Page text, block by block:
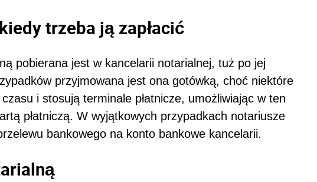
trzeba ją zapłacić
pobierana jest w kancelarii notarialnej, tuż po jej
przyjmowana jest ona gotówką, choć niektóre
i stosują terminale płatnicze, umożliwiając w ten
płatniczą. W wyjątkowych przypadkach notariusze
bankowego na konto bankowe kancelarii.